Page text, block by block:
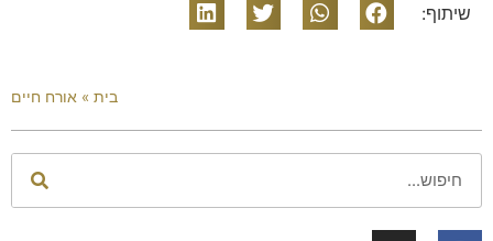
שיתוף:
בית » אורח חיים